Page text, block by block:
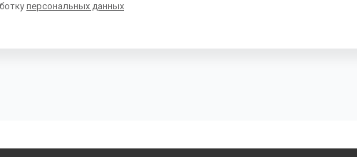
персональных данных